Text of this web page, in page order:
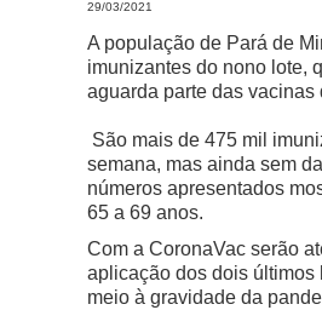
29/03/2021
A população de Pará de
imunizantes do nono lote,
aguarda parte das vacinas
São mais de 475 mil
semana, mas ainda sem
números apresentados
65 a 69 anos.
Com a CoronaVac serão
aplicação dos dois últimos
meio à gravidade da